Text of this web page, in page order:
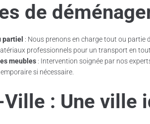
de
partiel : Nous prenons en charge tout ou partie
professionnels pour un transport en
meubles : Intervention soignée par nos
si nécessaire.
: Une ville